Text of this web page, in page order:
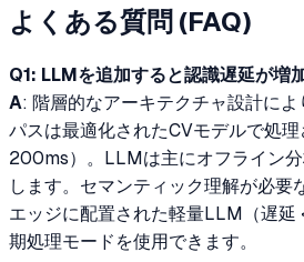
よくある質問 (FAQ)
Q1: LLMを追加すると認識遅延が増
A: 階層的なアーキテクチャ設計に
パスは最適化されたCVモデルで処
200ms）。LLMは主にオフライン
します。セマンティック理解が必要
エッジに配置された軽量LLM（遅
期処理モードを使用できます。